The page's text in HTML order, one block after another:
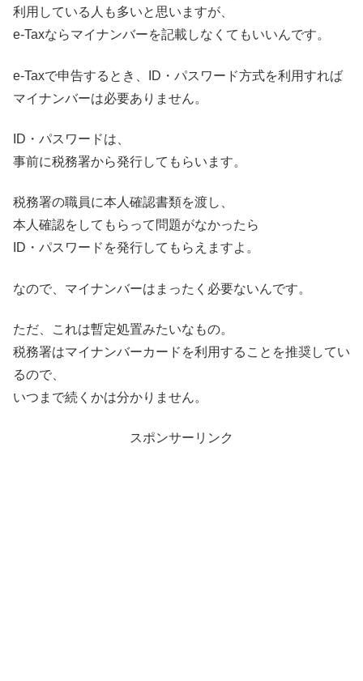
利用している人も多いと思いますが、
e-Taxならマイナンバーを記載しなくてもいいんです。
e-Taxで申告するとき、 ID・パスワード方式を利用すれば
マイナンバーは必要ありません。
ID・パスワードは、
事前に税務署から発行してもらいます。
税務署の職員に本人確認書類を渡し、
本人確認をしてもらって問題がなかったら
ID・パスワードを発行してもらえますよ。
なので、マイナンバーはまったく必要ないんです。
ただ、これは暫定処置みたいなもの。
税務署はマイナンバーカードを利用することを推奨してい
るので、
いつまで続くかは分かりません。
スポンサーリンク